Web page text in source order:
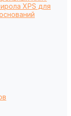
XPS для